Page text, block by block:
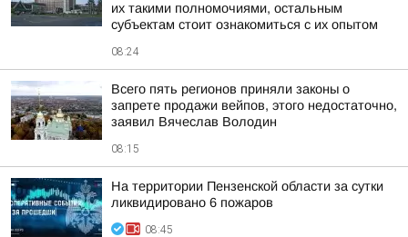
их такими полномочиями, остальным
субъектам стоит ознакомиться с их опытом
08:24
Всего пять регионов приняли законы о
запрете продажи вейпов, этого недостаточно,
заявил Вячеслав Володин
08:15
На территории Пензенской области за сутки
ликвидировано 6 пожаров
08:45